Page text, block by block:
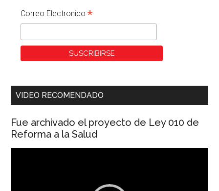
Correo Electronico*
VIDEO RECOMENDADO
Fue archivado el proyecto de Ley 010 de
Reforma a la Salud